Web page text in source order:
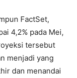
FactSet,
4,2% pada Mei,
tersebut
menjadi yang
dan menandai